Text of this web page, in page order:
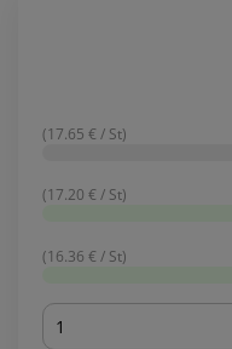
(17.65 € / St)
(17.20 € / St)
(16.36 € / St)
Menge